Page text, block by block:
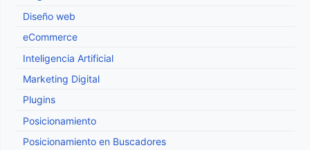
Diseño web
eCommerce
Inteligencia Artificial
Marketing Digital
Plugins
Posicionamiento
Posicionamiento en Buscadores